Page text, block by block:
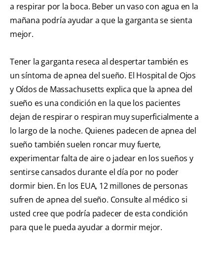
a respirar por la boca. Beber un vaso con agua en la
mañana podría ayudar a que la garganta se sienta
mejor.
Tener la garganta reseca al despertar también es
un síntoma de apnea del sueño. El Hospital de Ojos
y Oídos de Massachusetts explica que la apnea del
sueño es una condición en la que los pacientes
dejan de respirar o respiran muy superficialmente a
lo largo de la noche. Quienes padecen de apnea del
sueño también suelen roncar muy fuerte,
experimentar falta de aire o jadear en los sueños y
sentirse cansados durante el día por no poder
dormir bien. En los EUA, 12 millones de personas
sufren de apnea del sueño. Consulte al médico si
usted cree que podría padecer de esta condición
para que le pueda ayudar a dormir mejor.